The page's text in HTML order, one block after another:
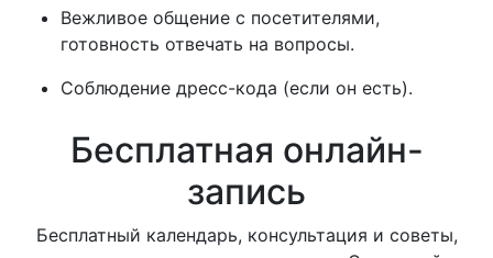
Вежливое общение с посетителями,
готовность отвечать на вопросы.
Соблюдение дресс-кода (если он есть).
Бесплатная онлайн-
запись
Бесплатный календарь, консультация и советы,